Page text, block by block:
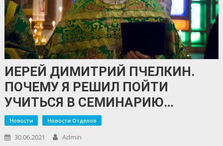
ИЕРЕЙ ДИМИТРИЙ ПЧЕЛКИН.
ПОЧЕМУ Я РЕШИЛ ПОЙТИ
УЧИТЬСЯ В СЕМИНАРИЮ…
Новости Новости Отделов
30.06.2021 Admin